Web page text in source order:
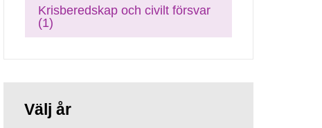
Krisberedskap och civilt försvar
(1)
Välj år